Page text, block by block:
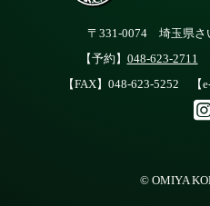
〒331-0074 埼玉県さ
【予約】 048-623-2711
【FAX】048-623-5252 【e-
© OMIYA